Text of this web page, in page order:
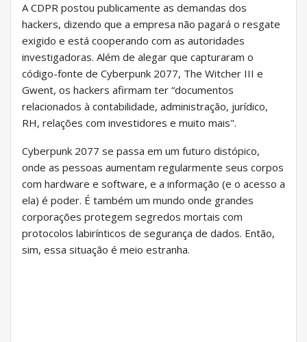
A CDPR postou publicamente as demandas dos
hackers, dizendo que a empresa não pagará o resgate
exigido e está cooperando com as autoridades
investigadoras. Além de alegar que capturaram o
código-fonte de Cyberpunk 2077, The Witcher III e
Gwent, os hackers afirmam ter “documentos
relacionados à contabilidade, administração, jurídico,
RH, relações com investidores e muito mais".
Cyberpunk 2077 se passa em um futuro distópico,
onde as pessoas aumentam regularmente seus corpos
com hardware e software, e a informação (e o acesso a
ela) é poder. É também um mundo onde grandes
corporações protegem segredos mortais com
protocolos labirínticos de segurança de dados. Então,
sim, essa situação é meio estranha.